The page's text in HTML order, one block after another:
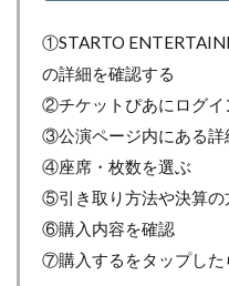
①STARTO
の詳細を確認する
②チケットぴあにログイ
③公演ページ内にある詳
④座席・枚数を選ぶ
⑤引き取り方法や決算の
⑥購入内容を確認
⑦購入するをタップした